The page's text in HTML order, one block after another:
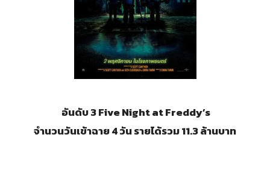
อันดับ 3 Five Night at Freddy’s
จำนวนวันเข้าฉาย 4 วัน รายได้รวม 11.3 ล้านบาท